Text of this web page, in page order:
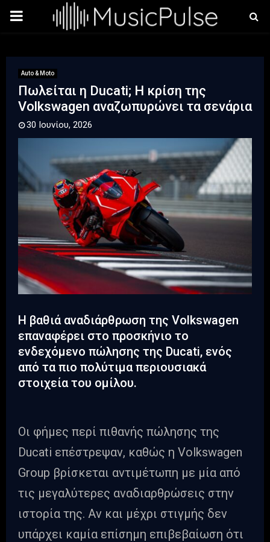
PRIMARY
Auto & Moto
Πωλείται η Ducati; Η κρίση της
Volkswagen αναζωπυρώνει τα σενάρια
30 Ιουνίου, 2026
Η βαθιά αναδιάρθρωση της Volkswagen
επαναφέρει στο προσκήνιο το
ενδεχόμενο πώλησης της Ducati, ενός
από τα πιο πολύτιμα περιουσιακά
στοιχεία του ομίλου.
Οι φήμες περί πιθανής πώλησης της
Ducati επέστρεψαν, καθώς η Volkswagen
Group βρίσκεται αντιμέτωπη με μία από
τις μεγαλύτερες αναδιαρθρώσεις στην
ιστορία της. Αν και μέχρι στιγμής δεν
υπάρχει καμία επίσημη επιβεβαίωση ότι